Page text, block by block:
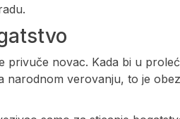
privuče novac. Kada bi u
narodnom verovanju, to je